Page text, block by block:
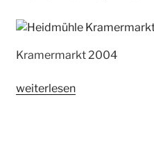
Kramermarkt 2004
„Heidmühle,
weiterlesen